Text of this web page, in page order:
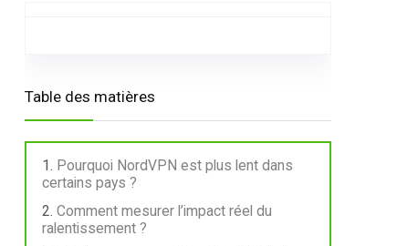
Table des matières
Pourquoi NordVPN est plus lent dans
certains pays ?
Comment mesurer l’impact réel du
ralentissement ?